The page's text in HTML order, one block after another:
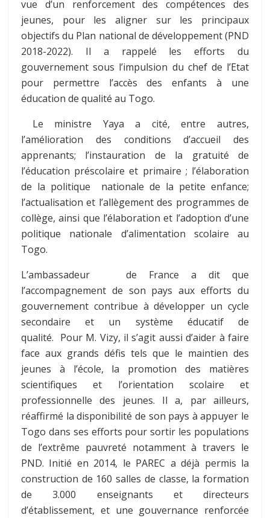
vue d’un renforcement des compétences des
jeunes, pour les aligner sur les principaux
objectifs du Plan national de développement (PND
2018-2022). Il a rappelé les efforts du
gouvernement sous l’impulsion du chef de l’Etat
pour permettre l’accès des enfants à une
éducation de qualité au Togo.
Le ministre Yaya a cité, entre autres,
l’amélioration des conditions d’accueil des
apprenants; l’instauration de la gratuité de
l’éducation préscolaire et primaire ; l’élaboration
de la politique nationale de la petite enfance;
l’actualisation et l’allègement des programmes de
collège, ainsi que l’élaboration et l’adoption d’une
politique nationale d’alimentation scolaire au
Togo.
L’ambassadeur de France a dit que
l’accompagnement de son pays aux efforts du
gouvernement contribue à développer un cycle
secondaire et un système éducatif de
qualité. Pour M. Vizy, il s’agit aussi d’aider à faire
face aux grands défis tels que le maintien des
jeunes à l’école, la promotion des matières
scientifiques et l’orientation scolaire et
professionnelle des jeunes. Il a, par ailleurs,
réaffirmé la disponibilité de son pays à appuyer le
Togo dans ses efforts pour sortir les populations
de l’extrême pauvreté notamment à travers le
PND. Initié en 2014, le PAREC a déjà permis la
construction de 160 salles de classe, la formation
de 3.000 enseignants et directeurs
d’établissement, et une gouvernance renforcée